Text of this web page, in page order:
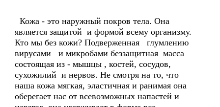
Кожа - это наружный покров тела. Она
является защитой и формой всему организму.
Кто мы без кожи? Подверженная глумлению
вирусами и микробами беззащитная масса
состоящая из - мышцы , костей, сосудов,
сухожилий и нервов. Не смотря на то, что
наша кожа мягкая, эластичная и ранимая она
оберегает нас от всевозможных напастей и